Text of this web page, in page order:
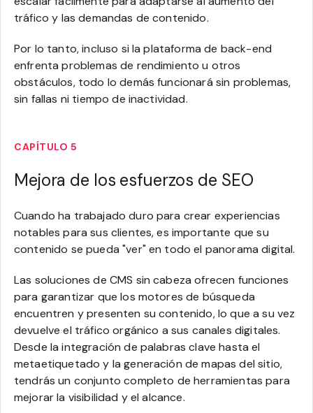
tráfico y las demandas de contenido.
Por lo tanto, incluso si la plataforma de back-end
enfrenta problemas de rendimiento u otros
obstáculos, todo lo demás funcionará sin problemas,
sin fallas ni tiempo de inactividad.
CAPÍTULO 5
Mejora de los esfuerzos de SEO
Cuando ha trabajado duro para crear experiencias
notables para sus clientes, es importante que su
contenido se pueda "ver" en todo el panorama digital.
Las soluciones de CMS sin cabeza ofrecen funciones
para garantizar que los motores de búsqueda
encuentren y presenten su contenido, lo que a su vez
devuelve el tráfico orgánico a sus canales digitales.
Desde la integración de palabras clave hasta el
metaetiquetado y la generación de mapas del sitio,
tendrás un conjunto completo de herramientas para
mejorar la visibilidad y el alcance.